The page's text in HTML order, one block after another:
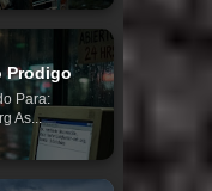
Prodigo
Para:
As...